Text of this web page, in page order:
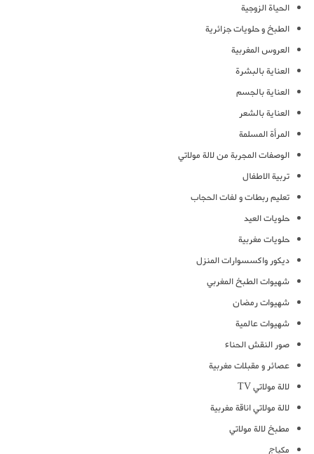
الحياة الزوجية
الطبخ و حلويات جزائرية
العروس المغربية
العناية بالبشرة
العناية بالجسم
العناية بالشعر
المرأة المسلمة
الوصفات المجربة من لالة مولاتي
تربية الاطفال
تعليم ربطات و لفات الحجاب
حلويات العيد
حلويات مغربية
ديكور واكسسوارات المنزل
شهيوات الطبخ المغربي
شهيوات رمضان
شهيوات عالمية
صور النقش الحناء
عصائر و مقبلات مغربية
لالة مولاتي TV
لالة مولاتي اناقة مغربية
مطبخ لالة مولاتي
مكياج